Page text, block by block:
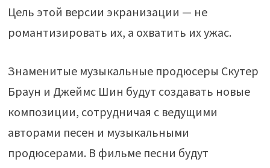
Цель этой версии экранизации — не
романтизировать их, а охватить их ужас.
Знаменитые музыкальные продюсеры Скутер
Браун и Джеймс Шин будут создавать новые
композиции, сотрудничая с ведущими
авторами песен и музыкальными
продюсерами. В фильме песни будут